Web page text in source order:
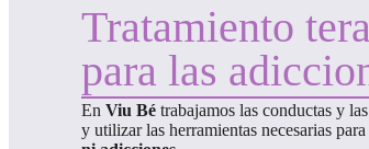
Tratamiento
para las
En Viu Bétrabajamos las conductas y
y utilizar las herramientas necesarias para